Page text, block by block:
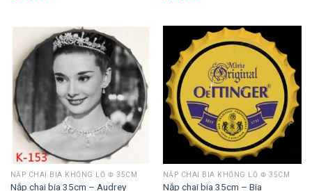
NẮP CHAI BIA KHỔNG LỒ Փ 35CM
Nắp chai bia 35cm – Audrey
NẮP CHAI BIA KHỔNG LỒ Փ 35CM
Nắp chai bia 35cm – Bia